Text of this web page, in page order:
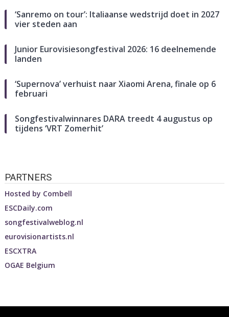
‘Sanremo on tour’: Italiaanse wedstrijd doet in 2027
vier steden aan
Junior Eurovisiesongfestival 2026: 16 deelnemende
landen
‘Supernova’ verhuist naar Xiaomi Arena, finale op 6
februari
Songfestivalwinnares DARA treedt 4 augustus op
tijdens ‘VRT Zomerhit’
PARTNERS
Hosted by Combell
ESCDaily.com
songfestivalweblog.nl
eurovisionartists.nl
ESCXTRA
OGAE Belgium